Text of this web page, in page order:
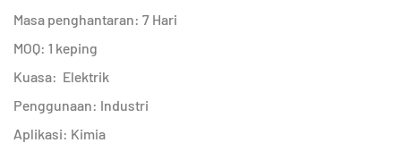
Masa penghantaran: 7 Hari
MOQ: 1 keping
Kuasa: Elektrik
Penggunaan: Industri
Aplikasi: Kimia